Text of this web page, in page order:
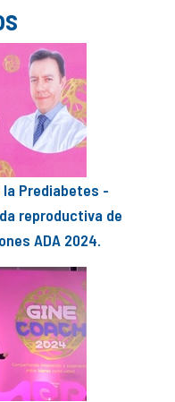
Prediabetes -
reproductiva de
ADA 2024.